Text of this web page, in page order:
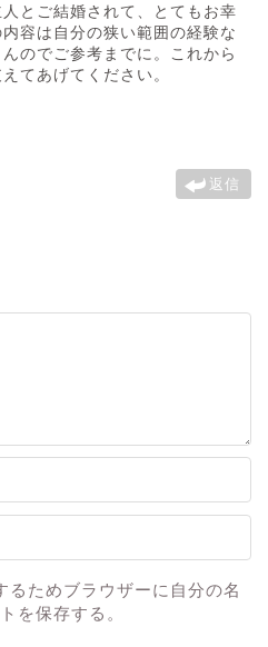
とご結婚されて、とてもお幸
容は自分の狭い範囲の経験な
のでご参考までに。これから
てあげてください。
返信
るためブラウザーに自分の名
を保存する。